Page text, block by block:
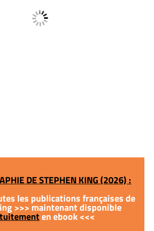
DE STEPHEN KING (2026) :
les publications françaises de
>>> maintenant disponible
en ebook <<<